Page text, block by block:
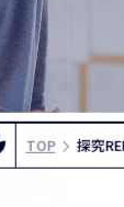
TOP 探究